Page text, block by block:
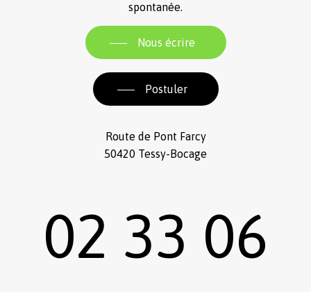
spontanée.
Nous écrire
Postuler
Route de Pont Farcy
50420 Tessy-Bocage
02 33 06